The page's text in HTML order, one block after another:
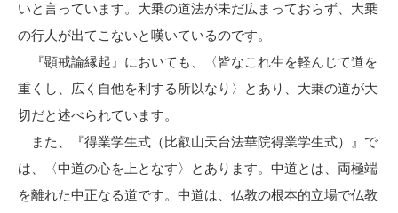
いと言っています。大乗の道法が未だ広まっておらず、大乗
の行人が出てこないと嘆いているのです。
『顕戒論縁起』においても、〈皆なこれ生を軽んじて道を
重くし、広く自他を利する所以なり〉とあり、大乗の道が大
切だと述べられています。
また、『得業学生式（比叡山天台法華院得業学生式）』で
は、〈中道の心を上となす〉とあります。中道とは、両極端
を離れた中正なる道です。中道は、仏教の根本的立場で仏教